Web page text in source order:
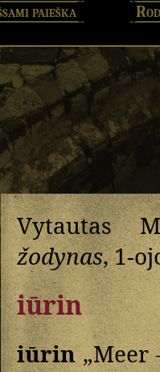
paieška
Vytautas
žodynas, 1-
iūrin
iūrin„Meer